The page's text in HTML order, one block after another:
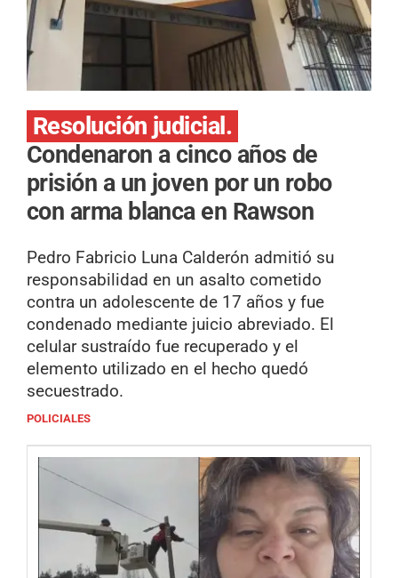
Resolución judicial.
Condenaron a cinco años de
prisión a un joven por un robo
con arma blanca en Rawson
Pedro Fabricio Luna Calderón admitió su
responsabilidad en un asalto cometido
contra un adolescente de 17 años y fue
condenado mediante juicio abreviado. El
celular sustraído fue recuperado y el
elemento utilizado en el hecho quedó
secuestrado.
POLICIALES